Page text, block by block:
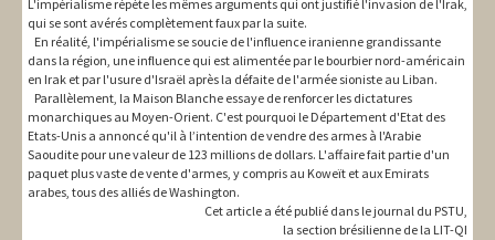
L'impérialisme répète les mêmes arguments qui ont justifié l'invasion de l'Irak,
qui se sont avérés complètement faux par la suite.
En réalité, l'impérialisme se soucie de l'influence iranienne grandissante
dans la région, une influence qui est alimentée par le bourbier nord-américain
en Irak et par l'usure d'Israël après la défaite de l'armée sioniste au Liban.
Parallèlement, la Maison Blanche essaye de renforcer les dictatures
monarchiques au Moyen-Orient. C'est pourquoi le Département d'Etat des
Etats-Unis a annoncé qu'il à l’intention de vendre des armes à l'Arabie
Saoudite pour une valeur de 123 millions de dollars. L'affaire fait partie d'un
paquet plus vaste de vente d'armes, y compris au Koweït et aux Emirats
arabes, tous des alliés de Washington.
Cet article a été publié dans le journal du PSTU,
la section brésilienne de la LIT-QI